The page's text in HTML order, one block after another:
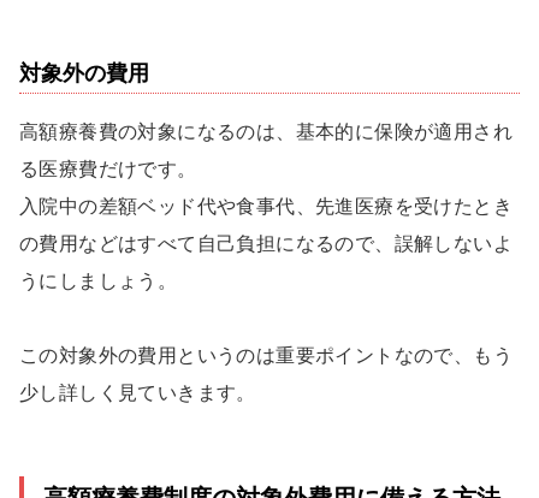
対象外の費用
高額療養費の対象になるのは、基本的に保険が適用され
る医療費だけです。
入院中の差額ベッド代や食事代、先進医療を受けたとき
の費用などはすべて自己負担になるので、誤解しないよ
うにしましょう。
この対象外の費用というのは重要ポイントなので、もう
少し詳しく見ていきます。